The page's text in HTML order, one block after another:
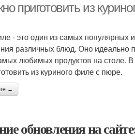
приготовить из
- это один из самых популярных
различных блюд. Оно идеально
любимых продуктов на столе.
из куриного филе с пюре.
→
обновления на